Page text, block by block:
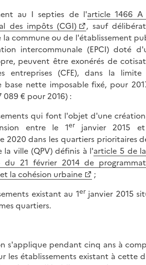
au I septies de l'article 1466
des impôts (CGI)
, sauf
commune ou de l'établissement
intercommunale (EPCI) doté
peuvent être exonérés de
entreprises (CFE), dans la
nette imposable fixé, pour
089 € pour 2016) :
qui font l'objet d'une
entre le 1erjanvier 2015
2020 dans les quartiers prioritaires
ville (QPV) définis à l'article 5 de
du 21 février 2014 de
la cohésion urbaine
;
existant au 1erjanvier 2015
quartiers.
s'applique pendant cinq ans à
les établissements existant à cette